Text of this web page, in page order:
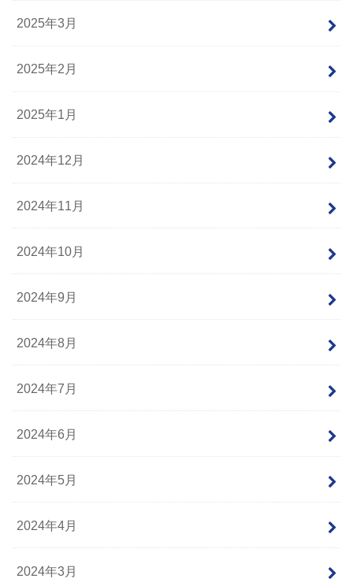
2025年3月
2025年2月
2025年1月
2024年12月
2024年11月
2024年10月
2024年9月
2024年8月
2024年7月
2024年6月
2024年5月
2024年4月
2024年3月